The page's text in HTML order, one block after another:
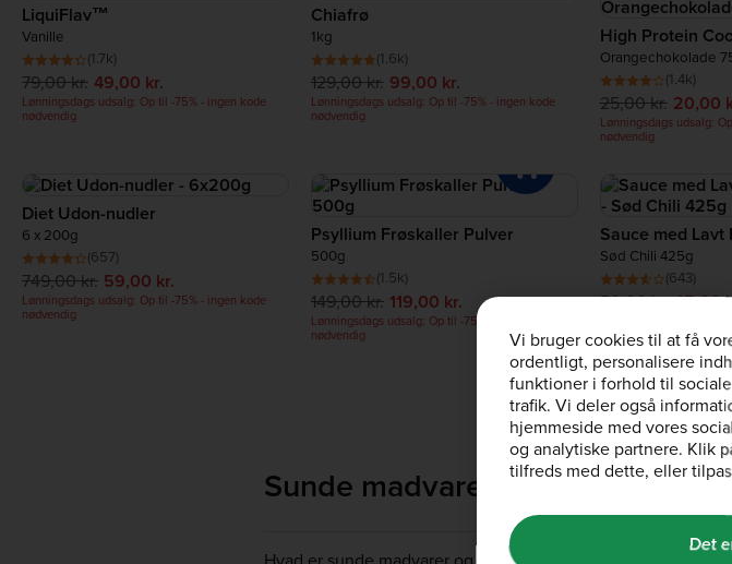
LiquiFlav™
Vanille
(1.7k)
79,00 kr. 49,00 kr.
Lønningsdags udsalg: Op til -75% - ingen kode
nødvendig
Chiafrø
1kg
(1.6k)
129,00 kr. 99,00 kr.
Lønningsdags udsalg: Op til -75% - ingen kode
nødvendig
High Protein
Orangechokolade
(1.4k)
25,00 kr. 20,00
Lønningsdags udsalg:
nødvendig
Diet Udon-nudler
6 x 200g
(657)
749,00 kr. 59,00 kr.
Lønningsdags udsalg: Op til -75% - ingen kode
nødvendig
Psyllium Frøskaller Pulver
500g
(1.5k)
149,00 kr. 119,00 kr.
Lønningsdags udsalg: Op til -75% - ingen kode
nødvendig
Sauce med
Sød Chili 425g
(643)
50,00 kr. 45,00
nødvendig
1 2
Sunde madvarer FAQs
Vi bruger cookies til at få
ordentligt, personalisere
funktioner i forhold til
trafik. Vi deler også
hjemmeside med vores
og analytiske partnere. Klik
tilfreds med dette, eller
Det